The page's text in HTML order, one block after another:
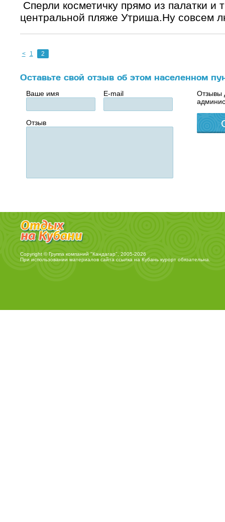
Сперли косметичку прямо из палатки и
центральной пляже Утриша.Ну совсем
< 1 2
Оставьте свой отзыв об этом населенном
Ваше имя E-mail
Отзыв
Отзывы
Copyright © Группа компаний "Кандагар", 2005-2026
При использовании материалов сайта ссылка на Кубань курортобязательна.